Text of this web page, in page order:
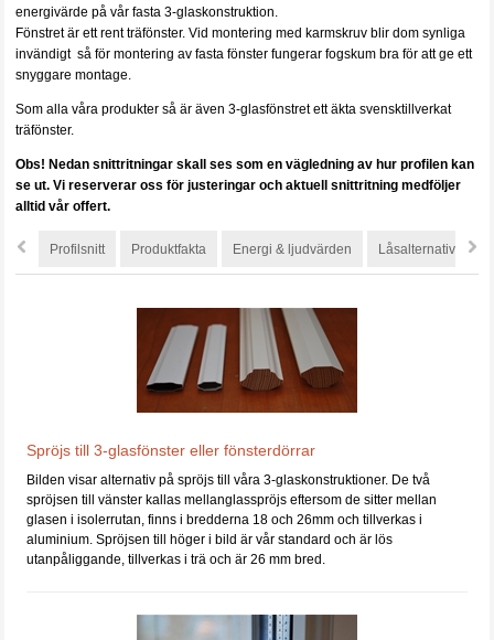
energivärde på vår fasta 3-glaskonstruktion.
Fönstret är ett rent träfönster. Vid montering med karmskruv blir dom synliga
invändigt så för montering av fasta fönster fungerar fogskum bra för att ge ett
snyggare montage.
Som alla våra produkter så är även 3-glasfönstret ett äkta svensktillverkat
träfönster.
Obs! Nedan snittritningar skall ses som en vägledning av hur profilen kan
se ut.Vi reserverar oss för justeringar och aktuell snittritning medföljer
alltid vår offert.
Profilsnitt Produktfakta Energi & ljudvärden Låsalternativ
Spröjs till 3-glasfönster eller fönsterdörrar
Bilden visar alternativ på spröjs till våra 3-glaskonstruktioner. De två
spröjsen till vänster kallas mellanglasspröjs eftersom de sitter mellan
glasen i isolerrutan, finns i bredderna 18 och 26mm och tillverkas i
aluminium. Spröjsen till höger i bild är vår standard och är lös
utanpåliggande, tillverkas i trä och är 26 mm bred.